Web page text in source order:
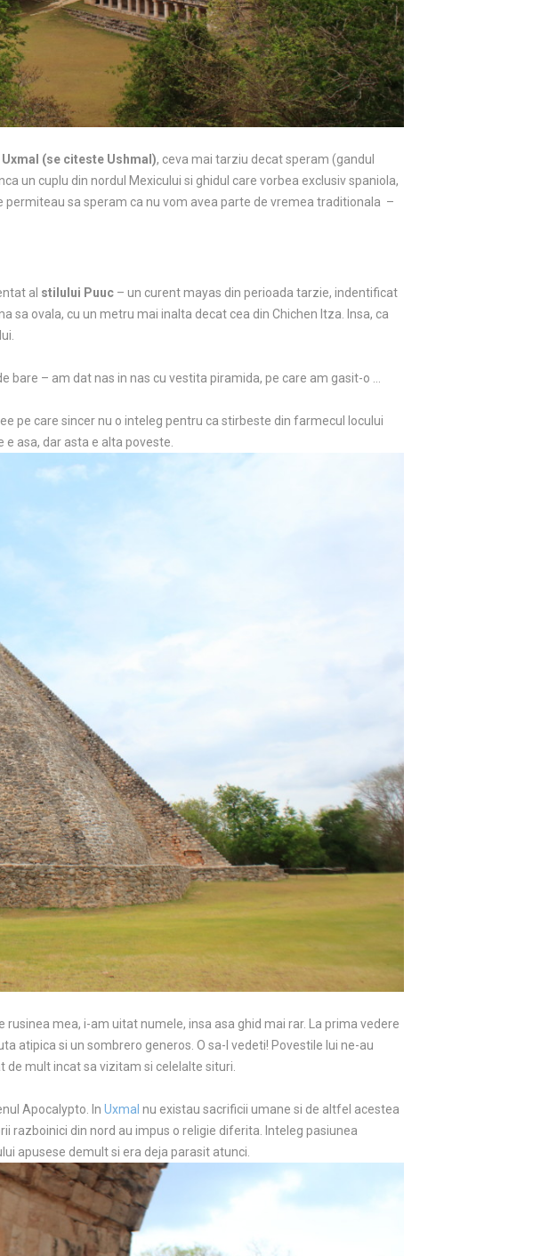
Uxmal (se citeste Ushmal), ceva mai tarziu decat speram (gandul
un cuplu din nordul Mexicului si ghidul care vorbea exclusiv spaniola,
sa speram ca nu vom avea parte de vremea traditionala –
al stilului Puuc – un curent mayas din perioada tarzie, indentificat
ovala, cu un metru mai inalta decat cea din Chichen Itza. Insa, ca
– am dat nas in nas cu vestita piramida, pe care am gasit-o …
pe care sincer nu o inteleg pentru ca stirbeste din farmecul locului
asa, dar asta e alta poveste.
mea, i-am uitat numele, insa asa ghid mai rar. La prima vedere
atipica si un sombrero generos. O sa-l vedeti! Povestile lui ne-au
mult incat sa vizitam si celelalte situri.
Apocalypto. In Uxmal nu existau sacrificii umane si de altfel acestea
razboinici din nord au impus o religie diferita. Inteleg pasiunea
apusese demult si era deja parasit atunci.